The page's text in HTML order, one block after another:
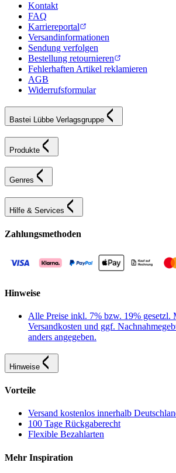
Kontakt
FAQ
Karriereportal
Versandinformationen
Sendung verfolgen
Bestellung retournieren
Fehlerhaften Artikel reklamieren
AGB
Widerrufsformular
Bastei Lübbe Verlagsgruppe
Produkte
Genres
Hilfe & Services
Zahlungsmethoden
Hinweise
Alle Preise inkl. 7% bzw. 19% gesetzl.
Versandkosten und ggf.
anders angegeben.
Hinweise
Vorteile
Versand kostenlos innerhalb
100 Tage Rückgaberecht
Flexible Bezahlarten
Mehr Inspiration